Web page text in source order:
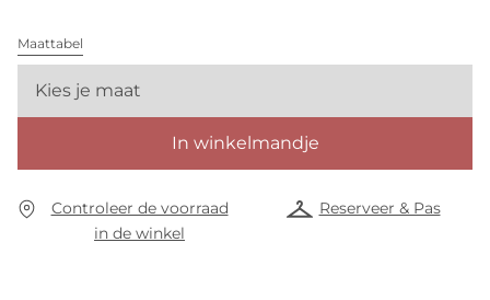
Maattabel
Kies je maat
In winkelmandje
Controleer de voorraad
in de winkel
Reserveer & Pas